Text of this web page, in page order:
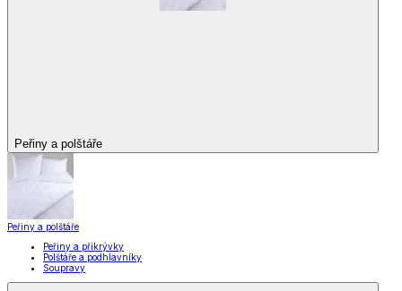
Peřiny a polštáře
Peřiny a polštáře
Peřiny a přikrývky
Polštáře a podhlavníky
Soupravy